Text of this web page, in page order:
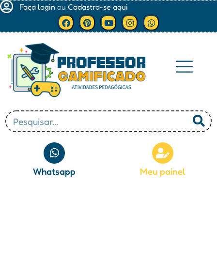
Faça login ou Cadastra-se aqui
Whatsapp Meu painel